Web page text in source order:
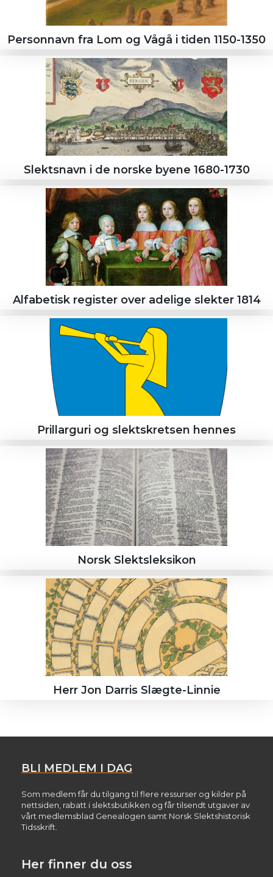
Personnavn fra Lom og Vågå i tiden 1150-1350
Slektsnavn i de norske byene 1680-1730
Alfabetisk register over adelige slekter 1814
Prillarguri og slektskretsen hennes
Norsk Slektsleksikon
Herr Jon Darris Slægte-Linnie
BLI MEDLEM I DAG
Som medlem får du tilgang til flere ressurser og kilder på
nettsiden, rabatt i slektsbutikken og får tilsendt utgaver av
vårt medlemsblad Genealogen samt Norsk Slektshistorisk
Tidsskrift.
Her finner du oss